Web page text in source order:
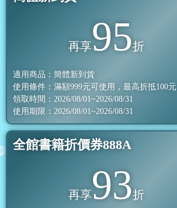
再享95折
適用商品：簡體新到貨
使用條件：滿額999元可使用，最高折抵100元
領取時間：2026/08/01~2026/08/31
使用期限：2026/08/01~2026/08/31
全館書籍折價券888A
再享93折